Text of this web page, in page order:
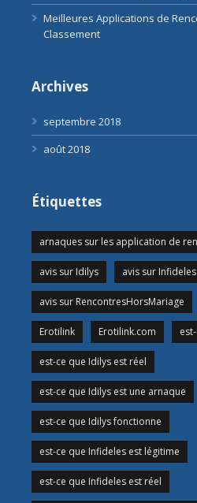
Meilleures Applications de
Classement
Archives
septembre 2018
août 2018
Étiquettes
arnaques sur les application de
avis sur Idilys avis sur Infideles
avis sur RencontresHorsMariage
Erotilink Erotilink.com
est-ce que Idilys est réel
est-ce que Idilys est une arnaque
est-ce que Idilys fonctionne
est-ce que Infideles est légitime
est-ce que Infideles est réel